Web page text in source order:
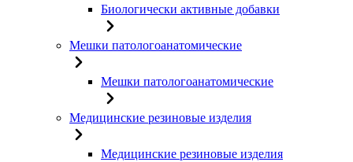
Биологически активные добавки
Мешки патологоанатомические
Мешки патологоанатомические
Медицинские резиновые изделия
Медицинские резиновые изделия